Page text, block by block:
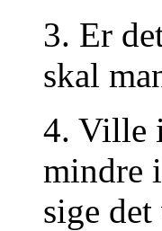
3. Er
skal
4. Ville
mindre
sige